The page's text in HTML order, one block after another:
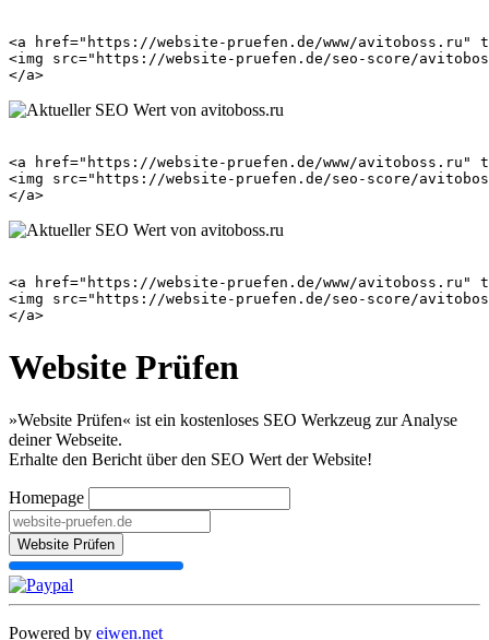
<a href="https://website-pruefen.de/www/avitoboss.ru"
<img src="https://website-pruefen.de/seo-score/
<a href="https://website-pruefen.de/www/avitoboss.ru"
<img src="https://website-pruefen.de/seo-score/
<a href="https://website-pruefen.de/www/avitoboss.ru"
<img src="https://website-pruefen.de/seo-score/
Website Prüfen
»Website Prüfen« ist ein kostenloses SEO Werkzeug zur Analyse
deiner Webseite.
Erhalte den Bericht über den SEO Wert der Website!
Homepage
Website Prüfen
Powered by eiwen.net